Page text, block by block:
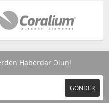
Haberdar Olun!
GÖNDER